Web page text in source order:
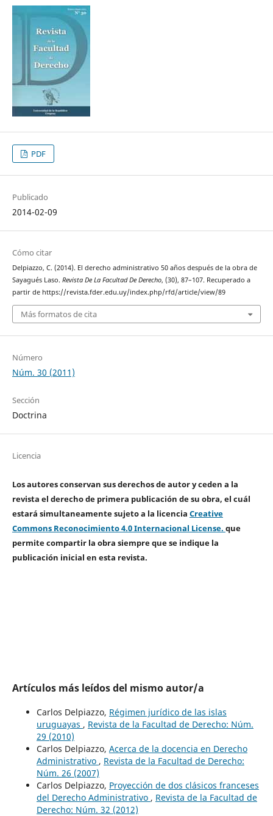
PDF
Publicado
2014-02-09
Cómo citar
Delpiazzo, C. (2014). El derecho administrativo 50 años después de la obra de
Sayagués Laso. Revista De La Facultad De Derecho, (30), 87–107. Recuperado a
partir de https://revista.fder.edu.uy/index.php/rfd/article/view/89
Más formatos de cita
Número
Núm. 30 (2011)
Sección
Doctrina
Licencia
Los autores conservan sus derechos de autor y ceden a la
revista el derecho de primera publicación de su obra, el cuál
estará simultaneamente sujeto a la licencia Creative
Commons Reconocimiento 4.0 Internacional License. que
permite compartir la obra siempre que se indique la
publicación inicial en esta revista.
Artículos más leídos del mismo autor/a
Carlos Delpiazzo, Régimen jurídico de las islas
uruguayas , Revista de la Facultad de Derecho: Núm.
29 (2010)
Carlos Delpiazzo, Acerca de la docencia en Derecho
Administrativo , Revista de la Facultad de Derecho:
Núm. 26 (2007)
Carlos Delpiazzo, Proyección de dos clásicos franceses
del Derecho Administrativo , Revista de la Facultad de
Derecho: Núm. 32 (2012)